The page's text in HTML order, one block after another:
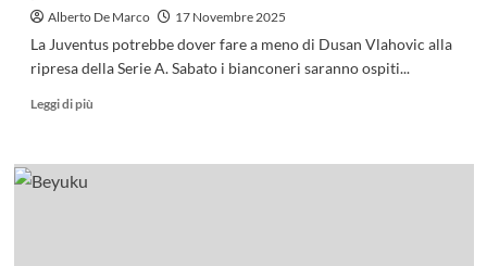
Alberto De Marco 17 Novembre 2025
La Juventus potrebbe dover fare a meno di Dusan Vlahovic alla
ripresa della Serie A. Sabato i bianconeri saranno ospiti...
Leggi di più